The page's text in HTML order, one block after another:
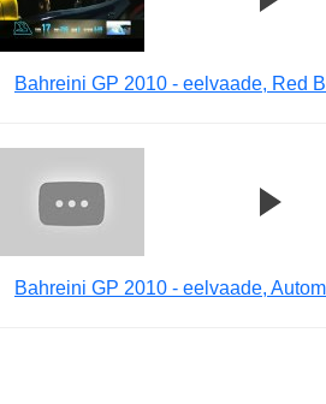
Bahreini GP 2010 - eelvaade, Red
Bahreini GP 2010 - eelvaade,